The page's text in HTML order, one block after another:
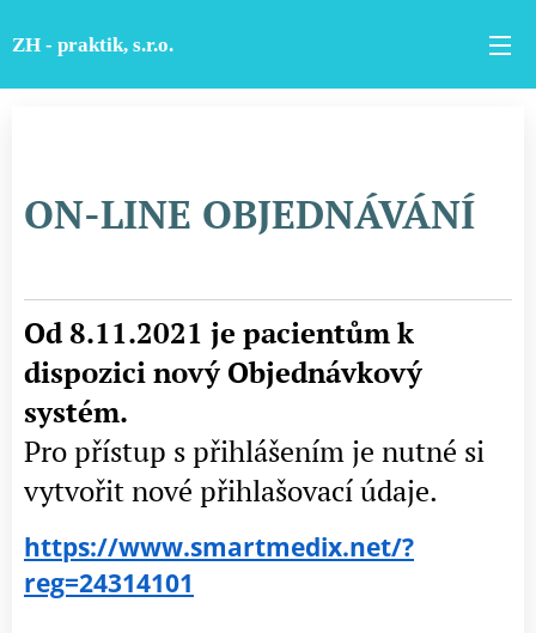
ZH - praktik, s.r.o.
ON-LINE OBJEDNÁVÁNÍ
Od 8.11.2021 je pacientům k
dispozici nový Objednávkový
systém.
Pro přístup s přihlášením je nutné si
vytvořit nové přihlašovací údaje.
https://www.smartmedix.net/?
reg=24314101